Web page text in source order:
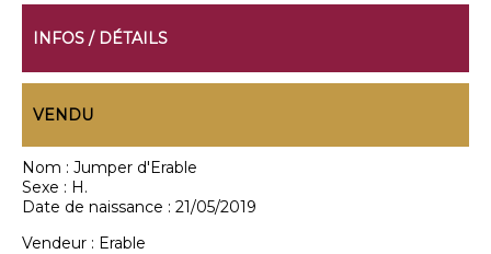
INFOS / DÉTAILS
VENDU
Nom : Jumper d'Erable
Sexe : H.
Date de naissance : 21/05/2019
Vendeur : Erable